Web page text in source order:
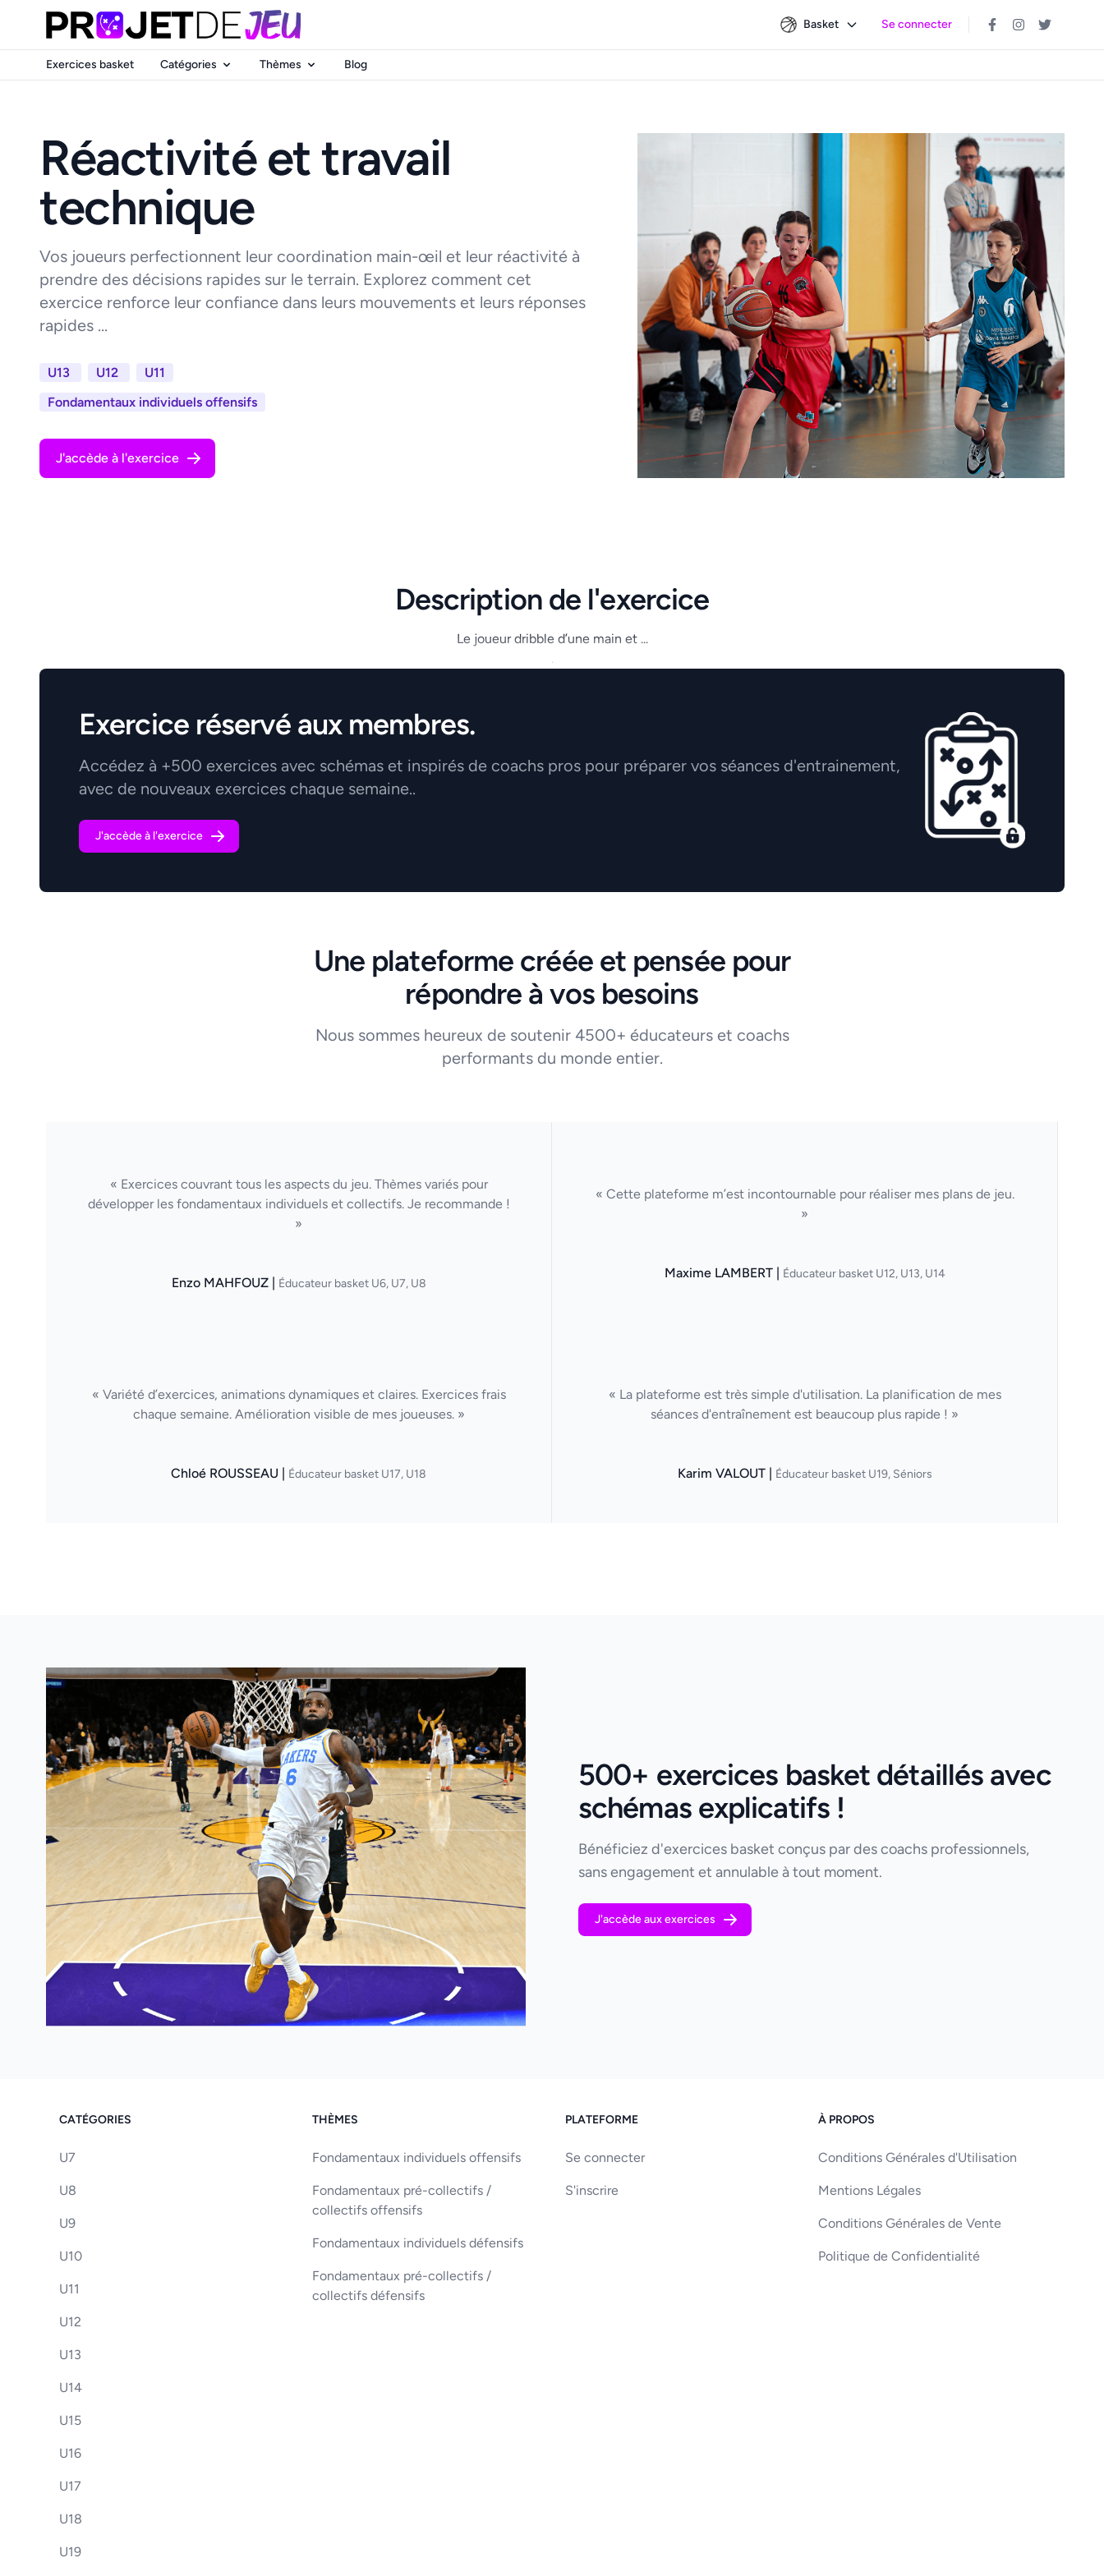
Basket Se connecter
Exercices basket Catégories Thèmes Blog
Réactivité et travail
technique
Vos joueurs perfectionnent leur coordination main-œil et leur réactivité à
prendre des décisions rapides sur le terrain. Explorez comment cet
exercice renforce leur confiance dans leurs mouvements et leurs réponses
rapides ...
U13 U12
U11
Fondamentaux individuels offensifs
J'accède à l'exercice
Description de l'exercice
Le joueur dribble d’une main et ...
.
Exercice réservé aux membres.
Accédez à +500 exercices avec schémas et inspirés de coachs pros pour préparer vos séances d'entrainement,
avec de nouveaux exercices chaque semaine..
J'accède à l'exercice
Une plateforme créée et pensée pour
répondre à vos besoins
Nous sommes heureux de soutenir 4500+ éducateurs et coachs
performants du monde entier.
« Exercices couvrant tous les aspects du jeu. Thèmes variés pour
développer les fondamentaux individuels et collectifs. Je recommande !
»
Enzo MAHFOUZ | Éducateur basket U6, U7, U8
« Cette plateforme m’est incontournable pour réaliser mes plans de jeu.
»
Maxime LAMBERT | Éducateur basket U12, U13, U14
« Variété d’exercices, animations dynamiques et claires. Exercices frais
chaque semaine. Amélioration visible de mes joueuses. »
Chloé ROUSSEAU | Éducateur basket U17, U18
« La plateforme est très simple d'utilisation. La planification de mes
séances d'entraînement est beaucoup plus rapide ! »
Karim VALOUT | Éducateur basket U19, Séniors
500+ exercices basket détaillés avec
schémas explicatifs !
Bénéficiez d'exercices basket conçus par des coachs professionnels,
sans engagement et annulable à tout moment.
J'accède aux exercices
CATÉGORIES
U7
U8
U9
U10
U11
U12
U13
U14
U15
U16
U17
U18
U19
THÈMES
Fondamentaux individuels offensifs
Fondamentaux pré-collectifs /
collectifs offensifs
Fondamentaux individuels défensifs
Fondamentaux pré-collectifs /
collectifs défensifs
PLATEFORME
Se connecter
S'inscrire
À PROPOS
Conditions Générales d'Utilisation
Mentions Légales
Conditions Générales de Vente
Politique de Confidentialité